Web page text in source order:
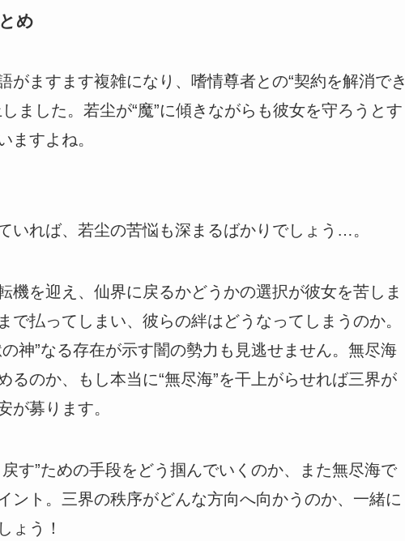
め
がますます複雑になり、嗜情尊者との“契約を解消でき
ました。若尘が“魔”に傾きながらも彼女を守ろうとす
ますよね。
いれば、若尘の苦悩も深まるばかりでしょう…。
機を迎え、仙界に戻るかどうかの選択が彼女を苦しま
で払ってしまい、彼らの絆はどうなってしまうのか。
神”なる存在が示す闇の勢力も見逃せません。無尽海
るのか、もし本当に“無尽海”を干上がらせれば三界が
が募ります。
す”ための手段をどう掴んでいくのか、また無尽海で
ント。三界の秩序がどんな方向へ向かうのか、一緒に
ょう！